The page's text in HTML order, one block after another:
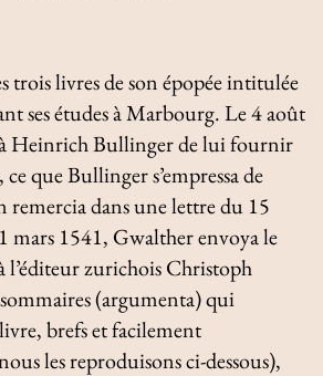
trois livres de son épopée intitulée
ses études à Marbourg. Le 4 août
Heinrich Bullinger de lui fournir
que Bullinger s’empressa de
remercia dans une lettre du 15
mars 1541, Gwalther envoya le
l’éditeur zurichois Christoph
(argumenta) qui
brefs et facilement
les reproduisons ci-dessous),